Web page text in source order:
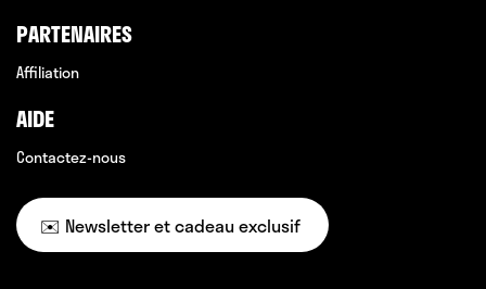
PARTENAIRES
Affiliation
AIDE
Contactez-nous
✉️ Newsletter et cadeau exclusif